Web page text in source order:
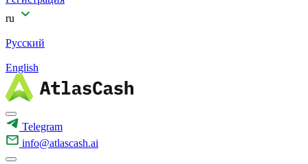
ru
Русский
English
Telegram
info@atlascash.ai